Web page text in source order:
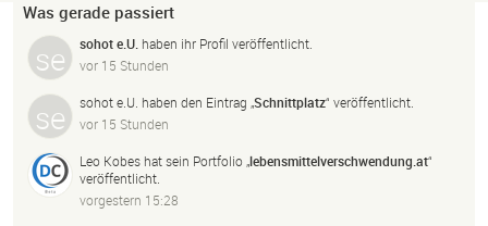
Was gerade passiert
sohot e.U. haben ihr Profil veröffentlicht.
vor 15 Stunden
sohot e.U. haben den Eintrag „Schnittplatz“ veröffentlicht.
vor 15 Stunden
Leo Kobes hat sein Portfolio „lebensmittelverschwendung. at“
veröffentlicht.
vorgestern 15:28